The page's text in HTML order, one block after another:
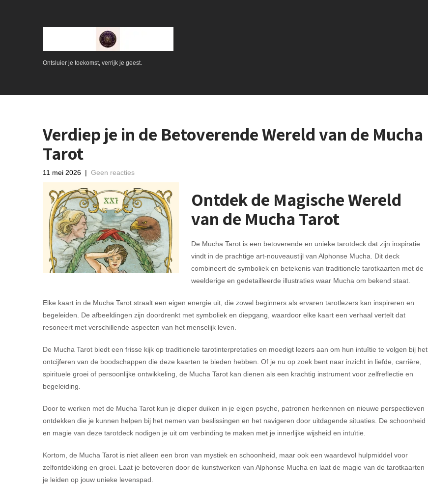
Ontsluier je toekomst, verrijk je geest.
Verdiep je in de Betoverende Wereld van de Mucha
Tarot
11 mei 2026 | Geen reacties
Ontdek de Magische Wereld
van de Mucha Tarot
De Mucha Tarot is een betoverende en unieke tarotdeck dat zijn inspiratie
vindt in de prachtige art-nouveaustijl van Alphonse Mucha. Dit deck
combineert de symboliek en betekenis van traditionele tarotkaarten met de
weelderige en gedetailleerde illustraties waar Mucha om bekend staat.
Elke kaart in de Mucha Tarot straalt een eigen energie uit, die zowel beginners als ervaren tarotlezers kan inspireren en
begeleiden. De afbeeldingen zijn doordrenkt met symboliek en diepgang, waardoor elke kaart een verhaal vertelt dat
resoneert met verschillende aspecten van het menselijk leven.
De Mucha Tarot biedt een frisse kijk op traditionele tarotinterpretaties en moedigt lezers aan om hun intuïtie te volgen bij het
ontcijferen van de boodschappen die deze kaarten te bieden hebben. Of je nu op zoek bent naar inzicht in liefde, carrière,
spirituele groei of persoonlijke ontwikkeling, de Mucha Tarot kan dienen als een krachtig instrument voor zelfreflectie en
begeleiding.
Door te werken met de Mucha Tarot kun je dieper duiken in je eigen psyche, patronen herkennen en nieuwe perspectieven
ontdekken die je kunnen helpen bij het nemen van beslissingen en het navigeren door uitdagende situaties. De schoonheid
en magie van deze tarotdeck nodigen je uit om verbinding te maken met je innerlijke wijsheid en intuïtie.
Kortom, de Mucha Tarot is niet alleen een bron van mystiek en schoonheid, maar ook een waardevol hulpmiddel voor
zelfontdekking en groei. Laat je betoveren door de kunstwerken van Alphonse Mucha en laat de magie van de tarotkaarten
je leiden op jouw unieke levenspad.